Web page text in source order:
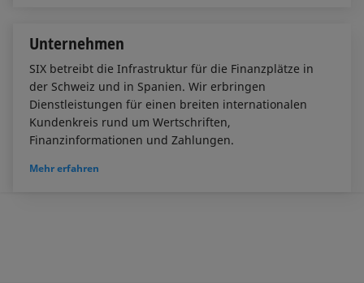
Unternehmen
SIX betreibt die Infrastruktur für die Finanzplätze in
der Schweiz und in Spanien. Wir erbringen
Dienstleistungen für einen breiten internationalen
Kundenkreis rund um Wertschriften,
Finanzinformationen und Zahlungen.
Mehr erfahren